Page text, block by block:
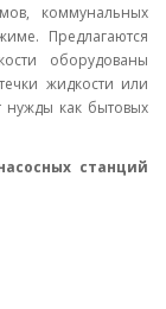
коммунальных
Предлагаются
оборудованы
жидкости или
нужды как бытовых
станций